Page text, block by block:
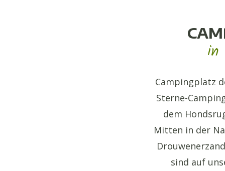
in
Campingplatz
Sterne-
dem
Mitten in der
sind auf